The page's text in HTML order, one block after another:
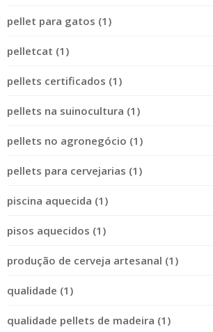
pellet para gatos (1)
pelletcat (1)
pellets certificados (1)
pellets na suinocultura (1)
pellets no agronegócio (1)
pellets para cervejarias (1)
piscina aquecida (1)
pisos aquecidos (1)
produção de cerveja artesanal (1)
qualidade (1)
qualidade pellets de madeira (1)